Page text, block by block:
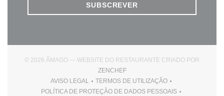
SUBSCREVER
© 2026 ÂMAGO — WEBSITE DO RESTAURANTE CRIADO POR
ZENCHEF((ABRE NUMA NOVA JANELA))
AVISO LEGAL
((ABRE NUMA NOVA JANELA))
TERMOS DE UTILIZAÇÃO
((ABRE NUMA NOVA JANELA))
POLÍTICA DE PROTEÇÃO DE DADOS PESSOAIS